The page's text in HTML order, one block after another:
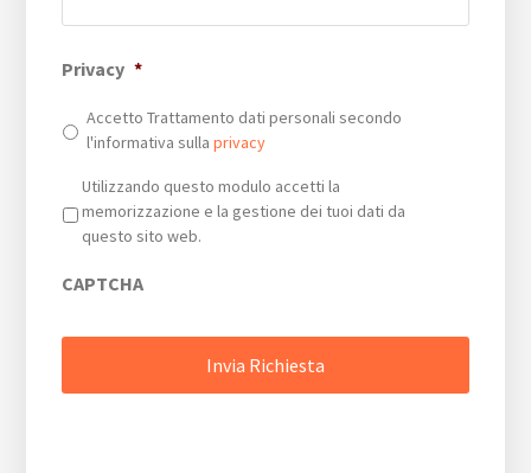
Privacy *
Accetto Trattamento dati personali secondo
l'informativa sullaprivacy
Privacy *
Utilizzando questo modulo accetti la
memorizzazione e la gestione dei tuoi dati da
questo sito web.
CAPTCHA